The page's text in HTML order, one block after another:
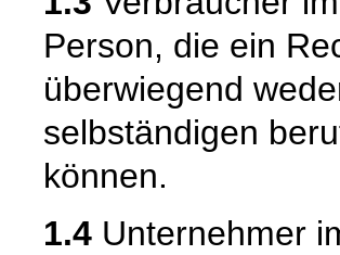
Person, die ein
überwiegend
selbständigen
können.
1.4 Unternehmer